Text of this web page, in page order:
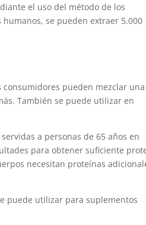
el uso del método de los
se pueden extraer 5.000
pueden mezclar una
También se puede utilizar en
a personas de 65 años en
para obtener suficiente
necesitan proteínas
puede utilizar para suplementos